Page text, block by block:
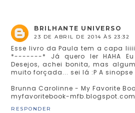
BRILHANTE UNIVERSO
23 DE ABRIL DE 2014 ÀS 23:32
Esse livro da Paula tem a capa
*-------* Já quero ler HAHA
Desejos, achei bonita, mas
muito forçada... sei lá :P A
Brunna Carolinne - My Favorite
myfavoritebook-
RESPONDER